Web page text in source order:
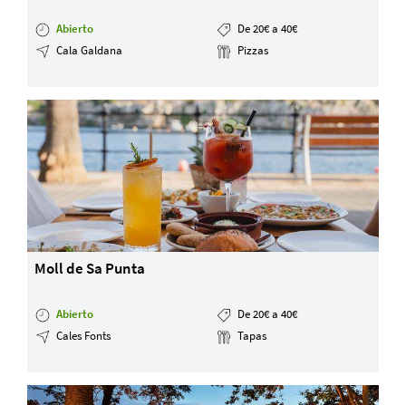
Abierto
De 20€ a 40€
Cala Galdana
Pizzas
Moll de Sa Punta
Abierto
De 20€ a 40€
Cales Fonts
Tapas